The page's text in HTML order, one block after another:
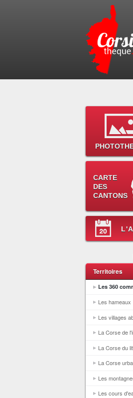
CARTE
DES
CANTONS
Territoires
Les 360
Les hameaux
Les villages
La Corse de
La Corse du
La Corse
Les
Les cours